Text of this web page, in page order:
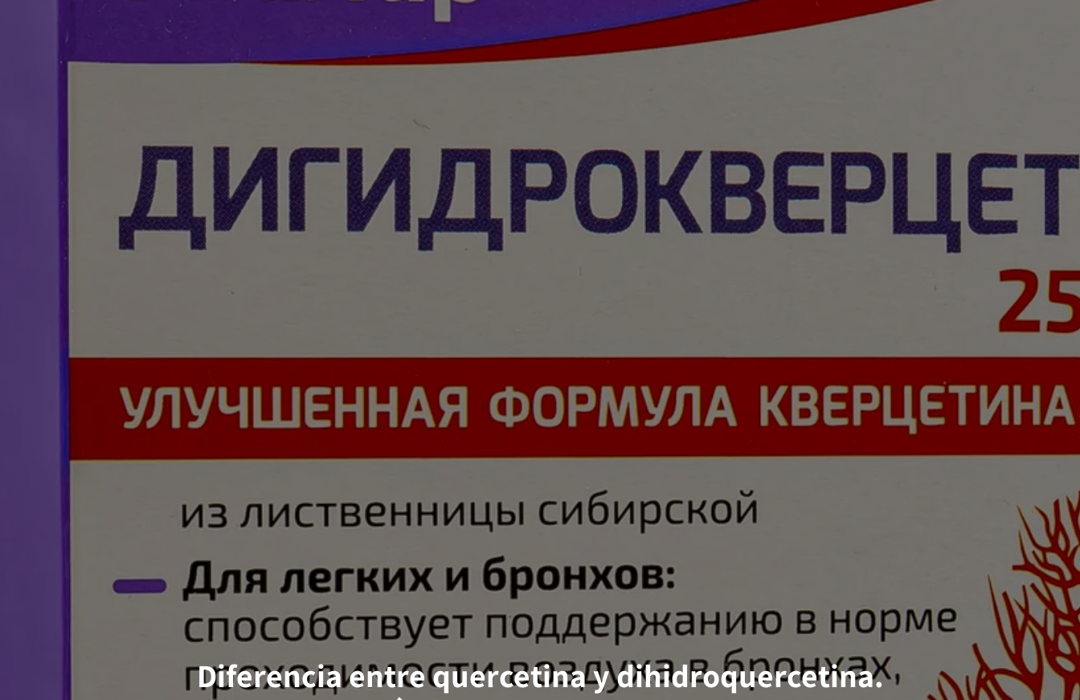
Diferencia entre quercetina y dihidroquercetina.